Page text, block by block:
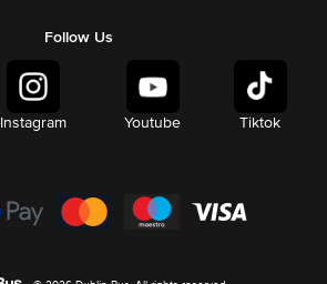
Follow Us
Instagram Youtube Tiktok